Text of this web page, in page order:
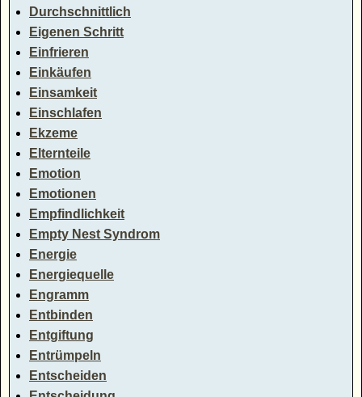
Durchschnittlich
Eigenen Schritt
Einfrieren
Einkäufen
Einsamkeit
Einschlafen
Ekzeme
Elternteile
Emotion
Emotionen
Empfindlichkeit
Empty Nest Syndrom
Energie
Energiequelle
Engramm
Entbinden
Entgiftung
Entrümpeln
Entscheiden